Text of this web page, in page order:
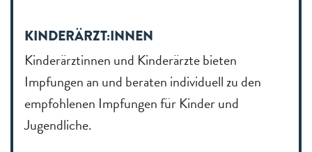
KINDERÄRZT:INNEN
Kinderärztinnen und Kinderärzte bieten
Impfungen an und beraten individuell zu den
empfohlenen Impfungen für Kinder und
Jugendliche.